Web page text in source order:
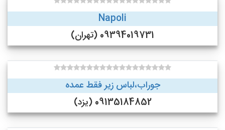
Napoli
09394019731 (تهران)
جوراب،لباس زیر فقط عمده
09135184852 (یزد)